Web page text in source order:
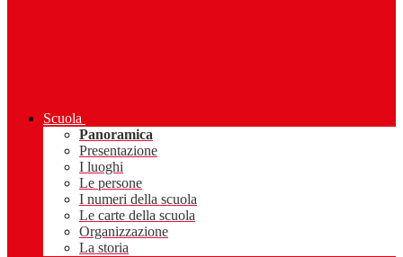
Scuola
Panoramica
Presentazione
I luoghi
Le persone
I numeri della scuola
Le carte della scuola
Organizzazione
La storia